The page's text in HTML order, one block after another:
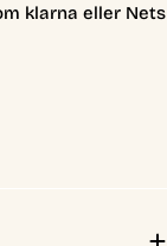
klarna eller Nets